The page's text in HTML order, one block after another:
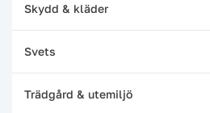
Skydd & kläder
Svets
Trädgård & utemiljö